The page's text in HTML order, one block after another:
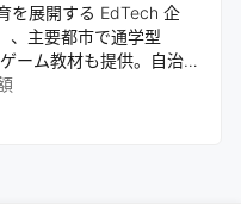
を展開する EdTech 企
、主要都市で通学型
ーム教材も提供。自治
研修も実施。次世代イ